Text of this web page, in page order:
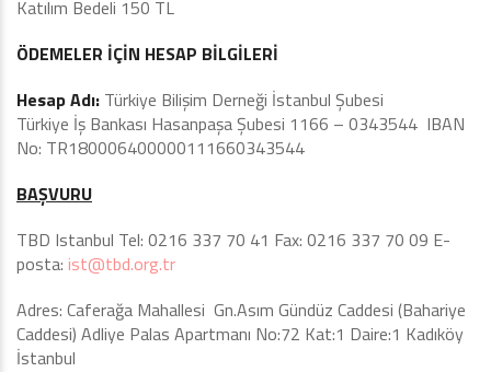
Katılım Bedeli 150 TL
ÖDEMELER İÇİN HESAP BİLGİLERİ
Hesap Adı: Türkiye Bilişim Derneği İstanbul Şubesi
Türkiye İş Bankası Hasanpaşa Şubesi 1166 – 0343544 IBAN
No: TR180006400000111660343544
BAŞVURU
TBD Istanbul Tel: 0216 337 70 41 Fax: 0216 337 70 09 E-
posta: ist@tbd.org.tr
Adres: Caferağa Mahallesi Gn.Asım Gündüz Caddesi (Bahariye
Caddesi) Adliye Palas Apartmanı No:72 Kat:1 Daire:1 Kadıköy
İstanbul